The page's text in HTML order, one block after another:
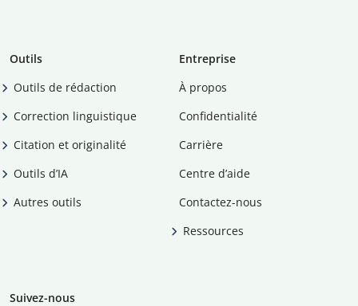
Outils
Outils de rédaction
Correction linguistique
Citation et originalité
Outils d’IA
Autres outils
Entreprise
À propos
Confidentialité
Carrière
Centre d’aide
Contactez-nous
Ressources
Suivez-nous